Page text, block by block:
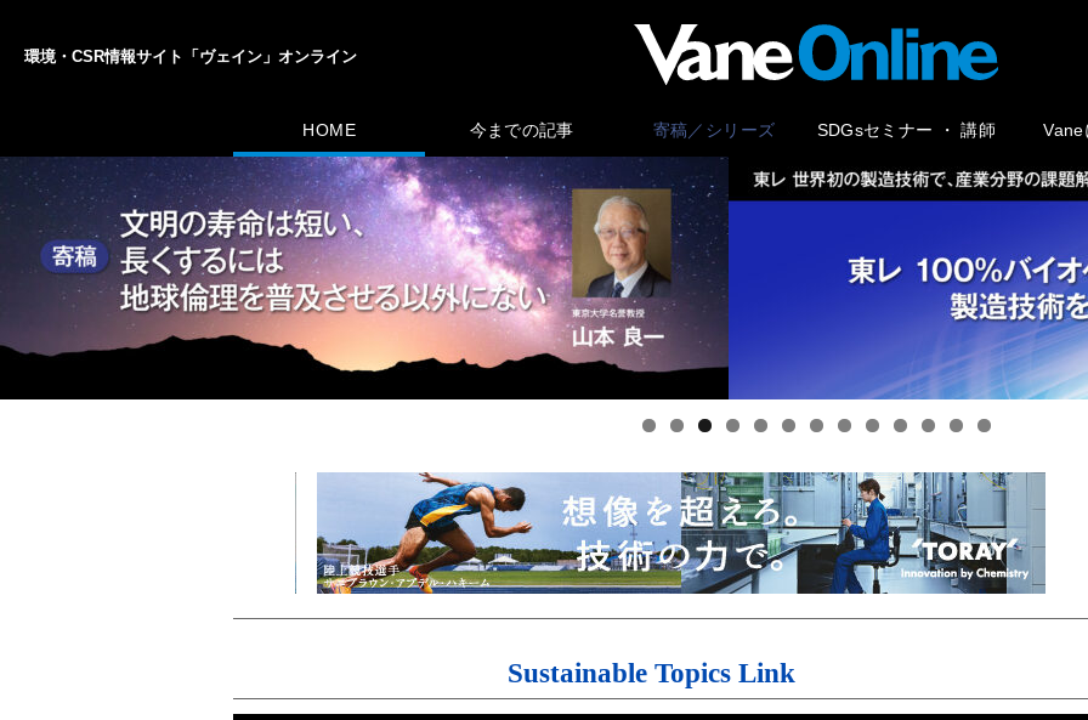
環境・CSR情報サイト「ヴェイン」オンライン
HOME 今までの記事 寄稿／シリーズ SDGsセミナー ・ 講師 Vane
Sustainable Topics Link